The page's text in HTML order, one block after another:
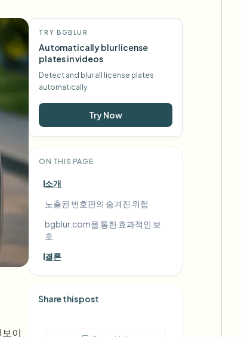
이
TRY BGBLUR
Automatically blur license
plates in videos
Detect and blur all license plates
automatically
Try Now
ON THIS PAGE
소개
노출된 번호판의 숨겨진 위험
bgblur.com을 통한 효과적인 보
호
결론
Share this post